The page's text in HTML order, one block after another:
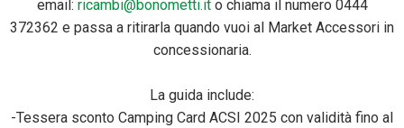
email: ricambi@bonometti.ito chiama il numero 0444
372362 e passa a ritirarla quando vuoi al Market Accessori in
concessionaria.
La guida include:
-Tessera sconto Camping Card ACSI 2025 con validità fino al